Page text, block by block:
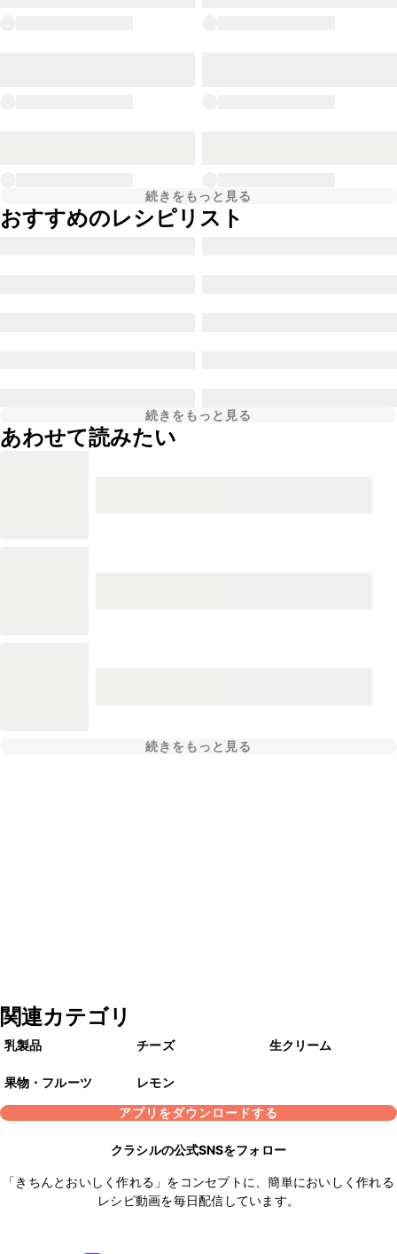
続きをもっと見る
おすすめのレシピリスト
続きをもっと見る
あわせて読みたい
続きをもっと見る
関連カテゴリ
乳製品 チーズ 生クリーム
果物・フルーツ
レモン
アプリをダウンロードする
クラシルの公式SNSをフォロー
「きちんとおいしく作れる」をコンセプトに、簡単においしく作れる
レシピ動画を毎日配信しています。